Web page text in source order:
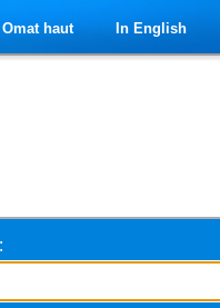
Omat haut In English